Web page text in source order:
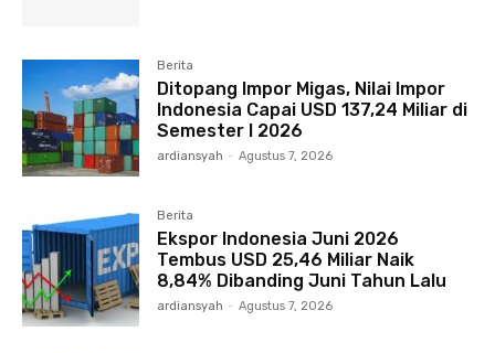
Berita
Ditopang Impor Migas, Nilai Impor
Indonesia Capai USD 137,24 Miliar di
Semester I 2026
ardiansyah - Agustus 7, 2026
Berita
Ekspor Indonesia Juni 2026
Tembus USD 25,46 Miliar Naik
8,84% Dibanding Juni Tahun Lalu
ardiansyah - Agustus 7, 2026